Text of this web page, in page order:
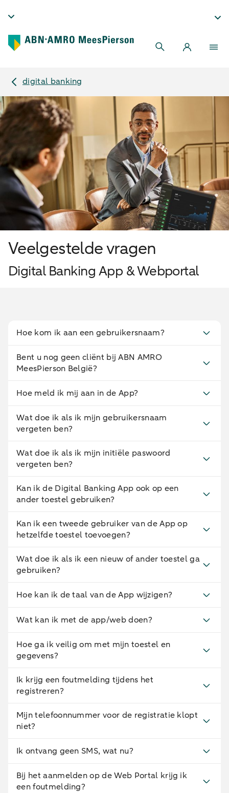
digital banking
Veelgestelde vragen
Digital Banking App & Webportal
Hoe kom ik aan een gebruikersnaam?
Bent u nog geen cliënt bij ABN AMRO
MeesPierson België?
Hoe meld ik mij aan in de App?
Wat doe ik als ik mijn gebruikersnaam
vergeten ben?
Wat doe ik als ik mijn initiële paswoord
vergeten ben?
Kan ik de Digital Banking App ook op een
ander toestel gebruiken?
Kan ik een tweede gebruiker van de App op
hetzelfde toestel toevoegen?
Wat doe ik als ik een nieuw of ander toestel ga
gebruiken?
Hoe kan ik de taal van de App wijzigen?
Wat kan ik met de app/web doen?
Hoe ga ik veilig om met mijn toestel en
gegevens?
Ik krijg een foutmelding tijdens het
registreren?
Mijn telefoonnummer voor de registratie klopt
niet?
Ik ontvang geen SMS, wat nu?
Bij het aanmelden op de Web Portal krijg ik
een foutmelding?